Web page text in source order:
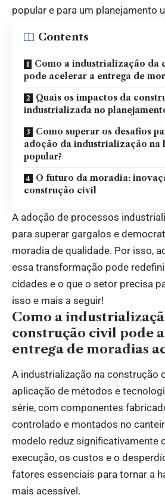
popular e para um planejamento
Contents
Como a industrialização da
pode acelerar a entrega de
Quais os impactos da
industrializada no
Como superar os desafios
adoção da industrialização na
popular?
O futuro da moradia:
construção civil
A adoção de processos
para superar gargalos e
moradia de qualidade. Por isso,
essa transformação pode
cidades e o que o setor precisa
isso e mais a seguir!
Como a
construção civil pode
entrega de moradias
A industrialização na construção
aplicação de métodos e
série, com componentes
controlado e montados no
modelo reduz significativamente
execução, os custos e o
fatores essenciais para tornar a
mais acessível.